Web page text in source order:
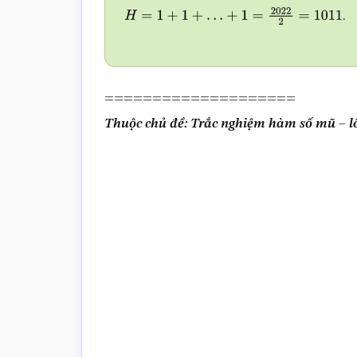
H=1+1 + … +1 = 2022 2=1011 .
====================
Thuộc chủ đề: Trắc nghiệm hàm số mũ –